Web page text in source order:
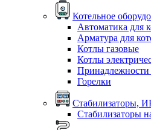
Котельное
Автоматика для
Арматура для
Котлы газовые
Котлы
Горелки
Стабилизаторы,
Стабилизаторы